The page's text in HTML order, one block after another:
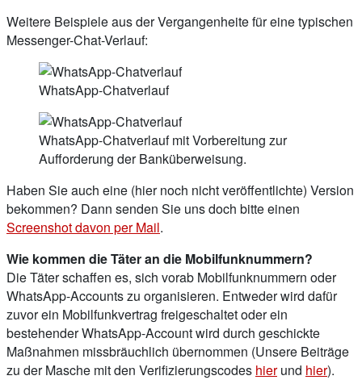
Weitere Beispiele aus der Vergangenheite für eine typischen
Messenger-Chat-Verlauf:
WhatsApp-Chatverlauf
WhatsApp-Chatverlauf mit Vorbereitung zur
Aufforderung der Banküberweisung.
Haben Sie auch eine (hier noch nicht veröffentlichte) Version
bekommen? Dann senden Sie uns doch bitte einen
Screenshot davon per Mail.
Wie kommen die Täter an die Mobilfunknummern?
Die Täter schaffen es, sich vorab Mobilfunknummern oder
WhatsApp-Accounts zu organisieren. Entweder wird dafür
zuvor ein Mobilfunkvertrag freigeschaltet oder ein
bestehender WhatsApp-Account wird durch geschickte
Maßnahmen missbräuchlich übernommen (Unsere Beiträge
zu der Masche mit den Verifizierungscodes hierund hier).